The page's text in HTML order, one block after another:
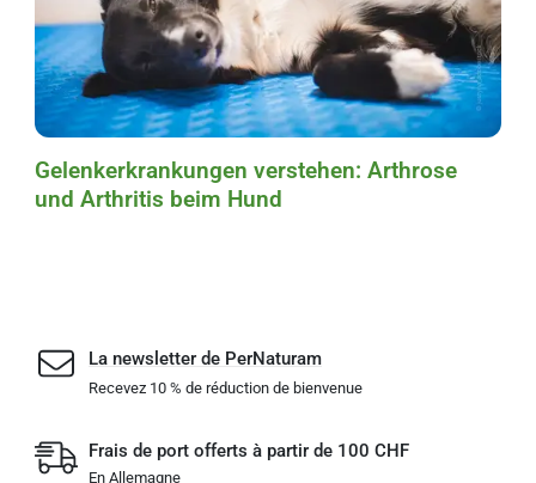
Gelenkerkrankungen verstehen: Arthrose
und Arthritis beim Hund
La newsletter de PerNaturam
Recevez 10 % de réduction de bienvenue
Frais de port offerts à partir de 100 CHF
En Allemagne